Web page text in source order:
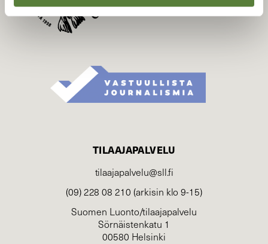
TILAAJAPALVELU
tilaajapalvelu@sll.fi
(09) 228 08 210 (arkisin klo 9-15)
Suomen Luonto/tilaajapalvelu
Sörnäistenkatu 1
00580 Helsinki